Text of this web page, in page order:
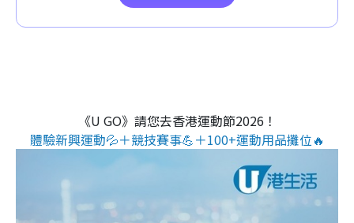
《U GO》請您去香港運動節2026！
體驗新興運動💦＋競技賽事💪＋100+運動用品攤位🔥